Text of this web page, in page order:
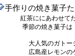
手作りの焼き菓子
紅茶ににあわせて
季節の焼き菓子は ほ
大人気のガトーシ
広島産レモンのケ